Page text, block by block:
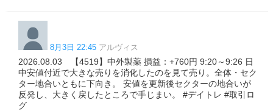
8月3日 22:45 アルヴィス
2026.08.03 【4519】中外製薬 損益：+760円 9:20～9:26 日
中安値付近で大きな売りを消化したのを見て売り。全体・セク
ター地合いともに下向き。 安値を更新後セクターの地合いが
反発し、大きく戻したところで手じまい。 #デイトレ #取引ロ
グ